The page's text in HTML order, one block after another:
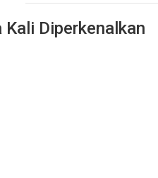
Kali Diperkenalkan